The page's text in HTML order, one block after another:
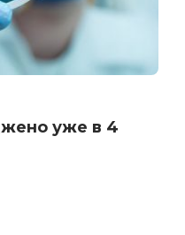
уже в 4